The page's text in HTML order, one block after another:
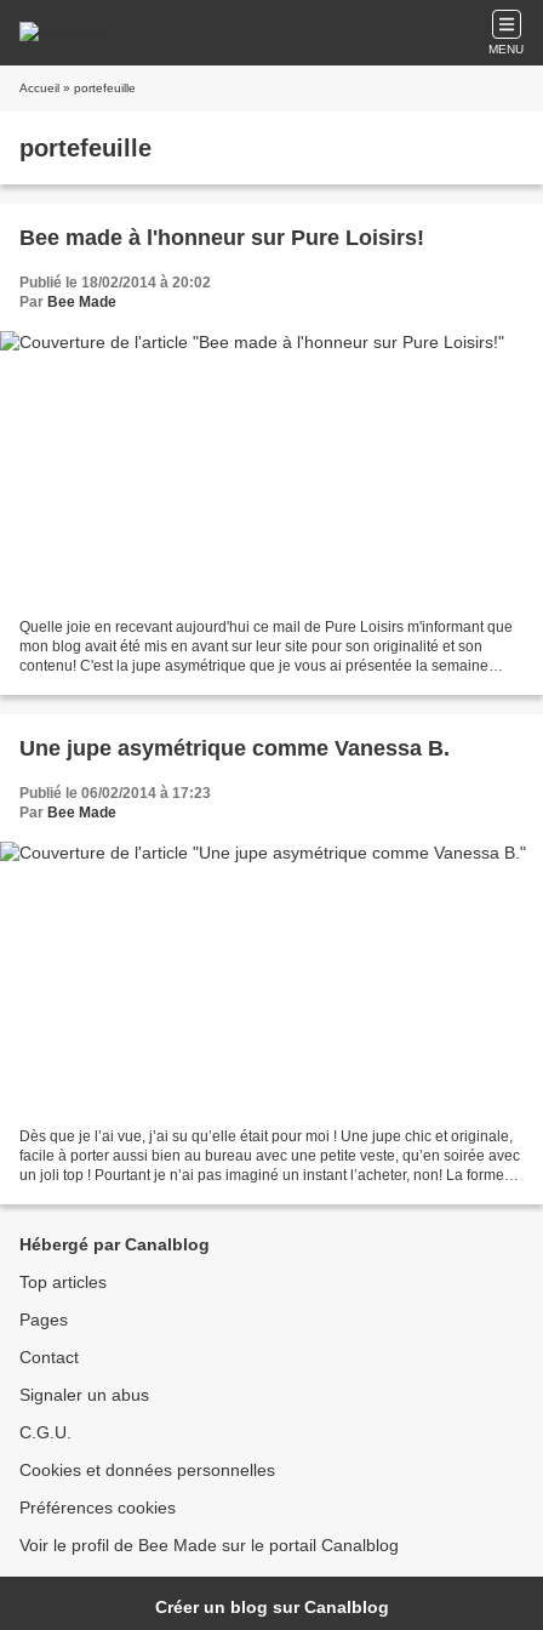
MENU
Accueil » portefeuille
portefeuille
Bee made à l'honneur sur Pure Loisirs!
Publié le 18/02/2014 à 20:02
Par Bee Made
Quelle joie en recevant aujourd'hui ce mail de Pure Loisirs m'informant que
mon blog avait été mis en avant sur leur site pour son originalité et son
contenu! C'est la jupe asymétrique que je vous ai présentée la semaine
Une jupe asymétrique comme Vanessa B.
Publié le 06/02/2014 à 17:23
Par Bee Made
Dès que je l’ai vue, j’ai su qu’elle était pour moi ! Une jupe chic et originale,
facile à porter aussi bien au bureau avec une petite veste, qu’en soirée avec
un joli top ! Pourtant je n’ai pas imaginé un instant l’acheter, non! La forme
Hébergé par Canalblog
Top articles
Pages
Contact
Signaler un abus
C.G.U.
Cookies et données personnelles
Préférences cookies
Voir le profil de Bee Made sur le portail Canalblog
Créer un blog sur Canalblog